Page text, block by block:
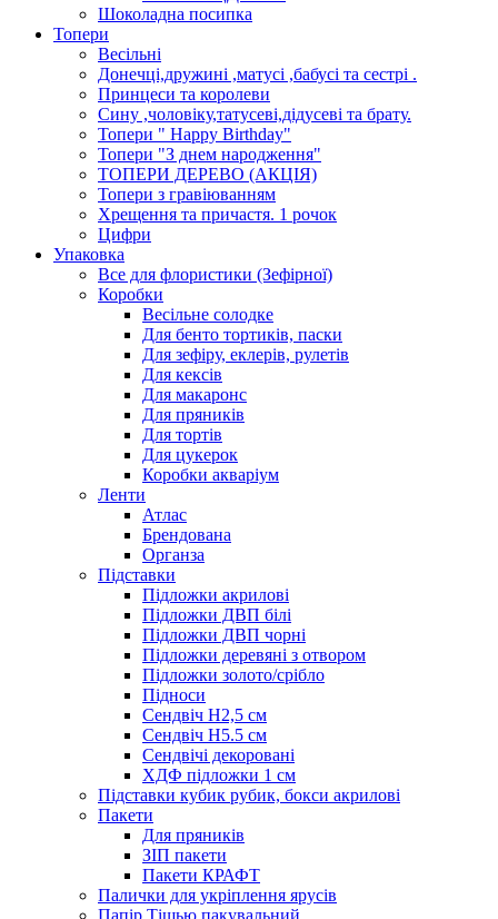
Шоколадна посипка
Топери
Весільні
Донечці,дружині ,матусі ,бабусі та сестрі .
Принцеси та королеви
Сину ,чоловіку,татусеві,дідусеві та брату.
Топери " Happy Birthday"
Топери "З днем народження"
ТОПЕРИ ДЕРЕВО (АКЦІЯ)
Топери з гравіюванням
Хрещення та причастя. 1 рочок
Цифри
Упаковка
Все для флористики (Зефірної)
Коробки
Весільне солодке
Для бенто тортиків, паски
Для зефіру, еклерів, рулетів
Для кексів
Для макаронс
Для пряників
Для тортів
Для цукерок
Коробки акваріум
Ленти
Атлас
Брендована
Органза
Підставки
Підложки акрилові
Підложки ДВП білі
Підложки ДВП чорні
Підложки деревяні з отвором
Підложки золото/срібло
Підноси
Сендвіч H2,5 см
Сендвіч H5.5 см
Сендвічі декоровані
ХДФ підложки 1 см
Підставки кубик рубик, бокси акрилові
Пакети
Для пряників
ЗІП пакети
Пакети КРАФТ
Палички для укріплення ярусів
Папір Тішью пакувальний